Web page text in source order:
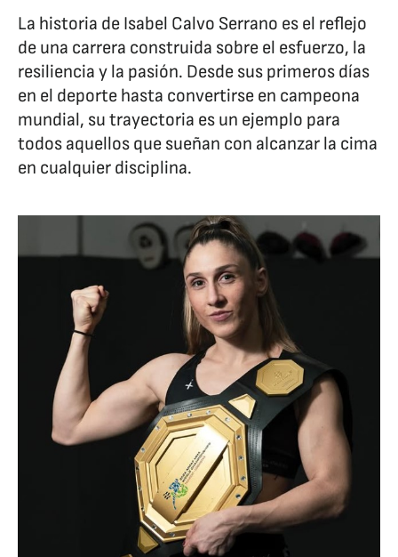
La historia de Isabel Calvo Serrano es el reflejo
de una carrera construida sobre el esfuerzo, la
resiliencia y la pasión. Desde sus primeros días
en el deporte hasta convertirse en campeona
mundial, su trayectoria es un ejemplo para
todos aquellos que sueñan con alcanzar la cima
en cualquier disciplina.